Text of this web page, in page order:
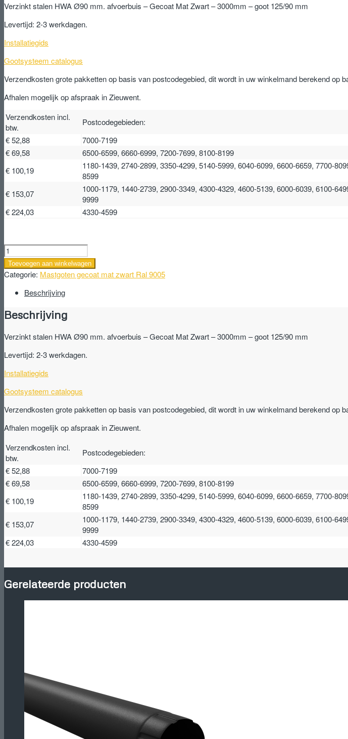
Verzinkt stalen HWA Ø90 mm. afvoerbuis – Gecoat Mat Zwart – 3000mm – goot 125/90 mm
Levertijd: 2-3 werkdagen.
Installatiegids
Gootsysteem catalogus
Verzendkosten grote pakketten op basis van postcodegebied, dit wordt in uw winkelmand berekend op
Afhalen mogelijk op afspraak in Zieuwent.
Verzendkosten incl.
btw.
Postcodegebieden:
€ 52,88
7000-7199
€ 69,58
6500-6599, 6660-6999, 7200-7699, 8100-8199
€ 100,19
1180-1439, 2740-2899, 3350-4299, 5140-5999, 6040-6099, 6600-6659, 7700-
8599
€ 153,07
1000-1179, 1440-2739, 2900-3349, 4300-4329, 4600-5139, 6000-6039, 6100-
9999
€ 224,03
4330-4599
Verzinkt
stalen
HWA
mm.
-
Mat
-
-
goot
125/90
mm
Toevoegen aan winkelwagen
Categorie: Mastgoten gecoat mat zwart Ral 9005
Beschrijving
Beschrijving
Verzinkt stalen HWA Ø90 mm. afvoerbuis – Gecoat Mat Zwart – 3000mm – goot 125/90 mm
Levertijd: 2-3 werkdagen.
Installatiegids
Gootsysteem catalogus
Verzendkosten grote pakketten op basis van postcodegebied, dit wordt in uw winkelmand berekend op
Afhalen mogelijk op afspraak in Zieuwent.
Verzendkosten incl.
btw.
Postcodegebieden:
€ 52,88
7000-7199
€ 69,58
6500-6599, 6660-6999, 7200-7699, 8100-8199
€ 100,19
1180-1439, 2740-2899, 3350-4299, 5140-5999, 6040-6099, 6600-6659, 7700-
8599
€ 153,07
1000-1179, 1440-2739, 2900-3349, 4300-4329, 4600-5139, 6000-6039, 6100-
9999
€ 224,03
4330-4599
Gerelateerde producten